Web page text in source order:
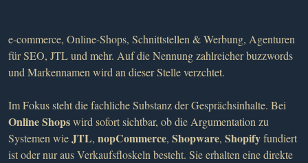
e-commerce, Online-Shops, Schnittstellen & Werbung, Agenturen
für SEO, JTL und mehr. Auf die Nennung zahlreicher buzzwords
und Markennamen wird an dieser Stelle verzchtet.
Im Fokus steht die fachliche Substanz der Gesprächsinhalte. Bei
Online Shopswird sofort sichtbar, ob die Argumentation zu
Systemen wieJTL, nopCommerce, Shopware, Shopifyfundiert
ist oder nur aus Verkaufsfloskeln besteht. Sie erhalten eine direkte